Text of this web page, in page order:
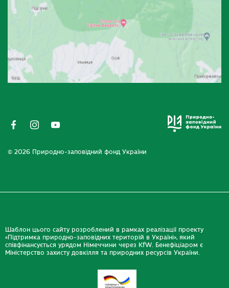
© 2026 Природно-заповідний фонд України
Шаблон цього сайту розроблений в рамках реалізації проекту
«Підтримка природно-заповідних територій в Україні», який
співфінансується урядом Німеччини через KfW. Бенефіціаром є
Міністерство захисту довкілля та природних ресурсів України.